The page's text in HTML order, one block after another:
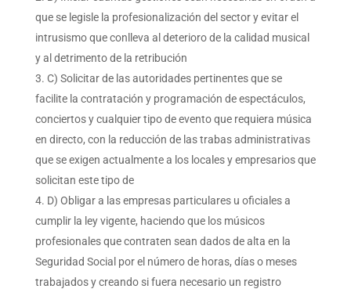
que se legisle la profesionalización del sector y evitar el
intrusismo que conlleva al deterioro de la calidad musical
y al detrimento de la retribución
C) Solicitar de las autoridades pertinentes que se
facilite la contratación y programación de espectáculos,
conciertos y cualquier tipo de evento que requiera música
en directo, con la reducción de las trabas administrativas
que se exigen actualmente a los locales y empresarios que
solicitan este tipo de
D) Obligar a las empresas particulares u oficiales a
cumplir la ley vigente, haciendo que los músicos
profesionales que contraten sean dados de alta en la
Seguridad Social por el número de horas, días o meses
trabajados y creando si fuera necesario un registro